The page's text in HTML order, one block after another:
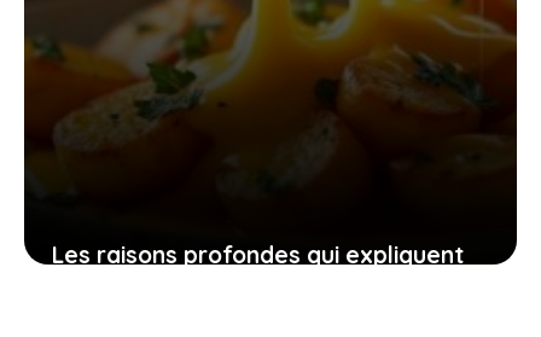
Les raisons profondes qui expliquent